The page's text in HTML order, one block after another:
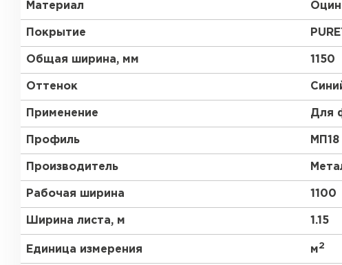
Материал
Покрытие
Общая ширина, мм 1150
Оттенок
Применение Для
Профиль МП18
Производитель
Рабочая ширина 1100
Ширина листа, м 1.15
Единица измерения м2